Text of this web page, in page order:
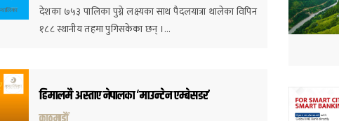
देशका ७५३ पालिका पुग्ने लक्ष्यका साथ पैदलयात्रा थालेका विपिन
१८८ स्थानीय तहमा पुगिसकेका छन् ।…
हिमालमै अस्ताए नेपालका ‘माउन्टेन एम्बेसडर’